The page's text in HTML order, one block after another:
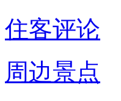
住客评论
周边景点